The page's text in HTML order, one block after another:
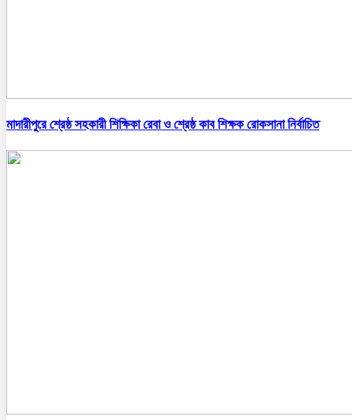
মাদারীপুরে শ্রেষ্ঠ সহকারী শিক্ষিকা রেবা ও শ্রেষ্ঠ কাব শিক্ষক রোকসানা নির্বাচিত